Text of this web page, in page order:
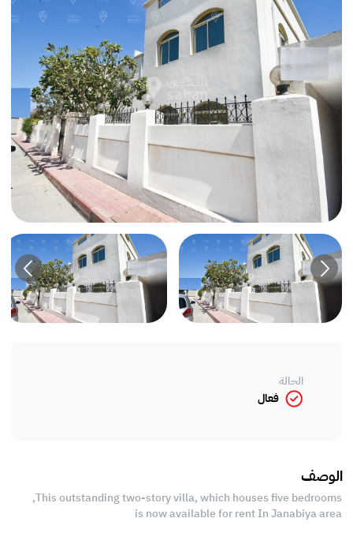
الحالة
فعال
الوصف
This outstanding two-story villa, which houses five bedrooms,
is now available for rent In Janabiya area